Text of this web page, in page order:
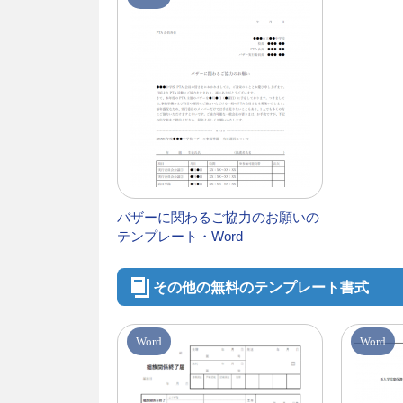
バザーに関わるご協力のお願いの
テンプレート・Word
その他の無料のテンプレート書式
Word Word